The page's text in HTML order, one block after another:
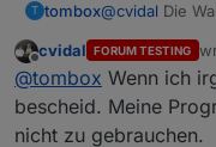
T tombox@cvidal Die
daten
ich nochmal
dran
nennen
Offline
cvidal FORUM TESTING
@tombox Wenn ich
bescheid. Meine
nicht zu gebrauchen.